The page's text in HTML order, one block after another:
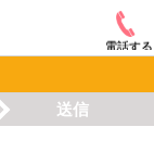
電話する
送信